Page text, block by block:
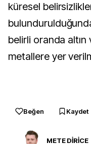
küresel
belirli oranda
metallere yer
Beğen Kaydet
METE DİRİCE